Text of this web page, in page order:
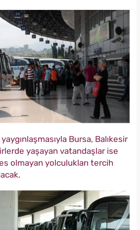
Bursa, Balıkesir
yaşayan vatandaşlar ise
olmayan yolculukları tercih